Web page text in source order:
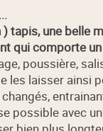
) tapis, une belle
qui comporte
poussière,
les laisser ainsi
possible avec